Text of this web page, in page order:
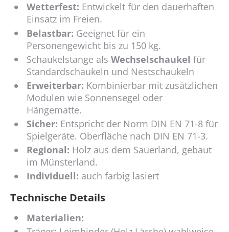
Wetterfest: Entwickelt für den dauerhaften
Einsatz im Freien.
Belastbar: Geeignet für ein
Personengewicht bis zu 150 kg.
Schaukelstange als Wechselschaukel für
Standardschaukeln und Nestschaukeln
Erweiterbar: Kombinierbar mit zusätzlichen
Modulen wie Sonnensegel oder
Hängematte.
Sicher: Entspricht der Norm DIN EN 71-8 für
Spielgeräte. Oberfläche nach DIN EN 71-3.
Regional: Holz aus dem Sauerland, gebaut
im Münsterland.
Individuell: auch farbig lasiert
Technische Details
Materialien: